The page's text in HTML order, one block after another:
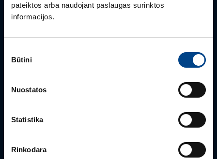
pateiktos arba naudojant paslaugas surinktos
informacijos.
pasirinkimas
Būtini
Nuostatos
Statistika
Rinkodara
+370 612 61970
Vardas*